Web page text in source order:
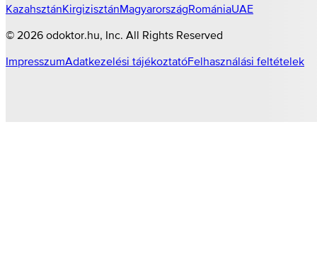
KazahsztánKirgizisztánMagyarországRomániaUAE
© 2026 odoktor.hu, Inc. All Rights Reserved
ImpresszumAdatkezelési tájékoztatóFelhasználási feltételek